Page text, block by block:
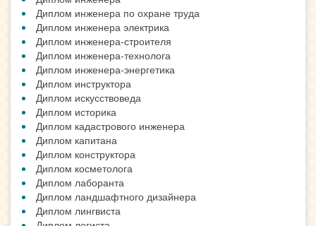
Диплом инженера по охране труда
Диплом инженера электрика
Диплом инженера-строителя
Диплом инженера-технолога
Диплом инженера-энергетика
Диплом инструктора
Диплом искусствоведа
Диплом историка
Диплом кадастрового инженера
Диплом капитана
Диплом конструктора
Диплом косметолога
Диплом лаборанта
Диплом ландшафтного дизайнера
Диплом лингвиста